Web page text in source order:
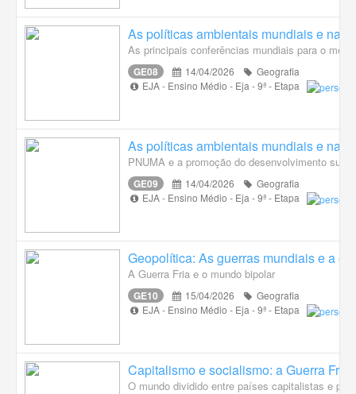
As políticas ambientais mundiais e
As principais conferências mundiais para o meio
GE08 14/04/2026
Geografia
EJA - Ensino Médio - Eja - 9ª - Etapa
As políticas ambientais mundiais e
PNUMA e a promoção do desenvolvimento
GE09 14/04/2026
Geografia
EJA - Ensino Médio - Eja - 9ª - Etapa
Geopolítica: As guerras mundiais e a
A Guerra Fria e o mundo bipolar
GE10 15/04/2026
Geografia
EJA - Ensino Médio - Eja - 9ª - Etapa
Capitalismo e socialismo: a Guerra Fria
O mundo dividido entre países capitalistas e